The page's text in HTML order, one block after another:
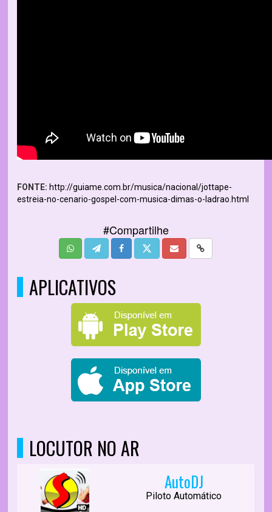
FONTE: http://guiame.com.br/musica/nacional/jottape-
estreia-no-cenario-gospel-com-musica-dimas-o-ladrao.html
#Compartilhe
APLICATIVOS
LOCUTOR NO AR
AutoDJ
Piloto Automático